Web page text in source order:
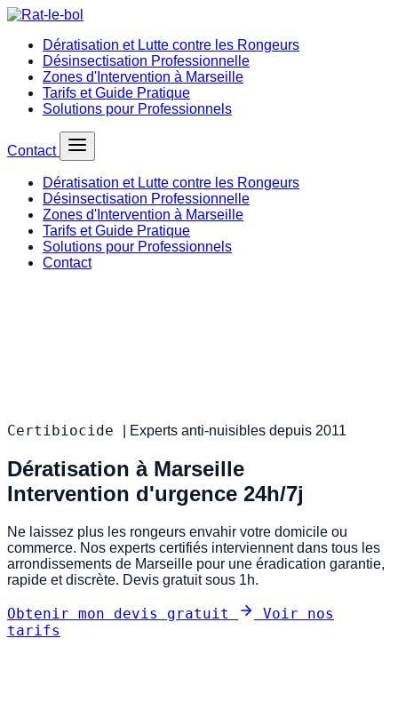
Dératisation et Lutte contre les Rongeurs
Désinsectisation Professionnelle
Zones d'Intervention à Marseille
Tarifs et Guide Pratique
Solutions pour Professionnels
Contact
Dératisation et Lutte contre les Rongeurs
Désinsectisation Professionnelle
Zones d'Intervention à Marseille
Tarifs et Guide Pratique
Solutions pour Professionnels
Contact
Certibiocide Experts anti-nuisibles depuis 2011
Dératisation à Marseille
Intervention d'urgence 24h/7j
Ne laissez plus les rongeurs envahir votre domicile ou
commerce. Nos experts certifiés interviennent dans tous les
arrondissements de Marseille pour une éradication garantie,
rapide et discrète. Devis gratuit sous 1h.
Obtenir mon devis gratuit
Voir nos
tarifs